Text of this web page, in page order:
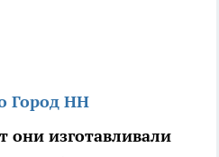
Город НН
они изготавливали